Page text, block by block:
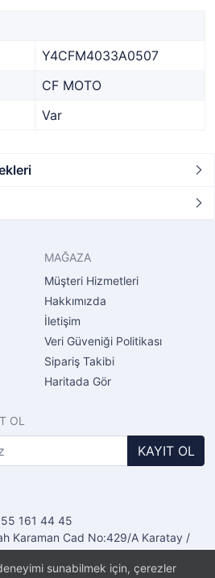
sunabilmek için, çerezler
Y4CFM4033A0507
CF MOTO
Var
MAĞAZA
Müşteri Hizmetleri
Hakkımızda
İletişim
Veri Güveniği Politikası
Sipariş Takibi
Haritada Gör
OL
KAYIT OL
161 44 45
Karaman Cad No:429/A Karatay /